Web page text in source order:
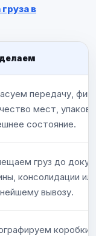
в
передачу,
мест,
состояние.
груз до
консолидации
вывозу.
коробки,